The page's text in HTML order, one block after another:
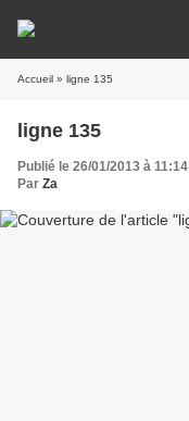
Accueil » ligne 135
ligne 135
Publié le 26/01/2013 à 11:14
Par Za